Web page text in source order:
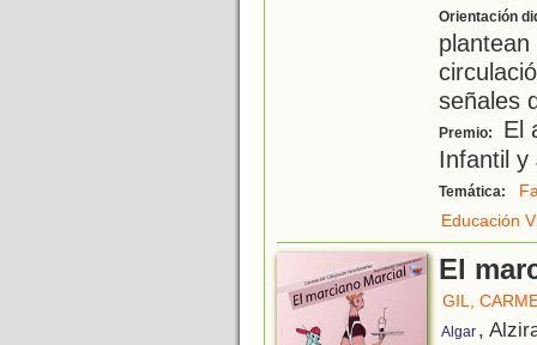
Orientación
señales
Premio:
El
Infantil y
Temática:
Educación
El
GIL,
Algar ,